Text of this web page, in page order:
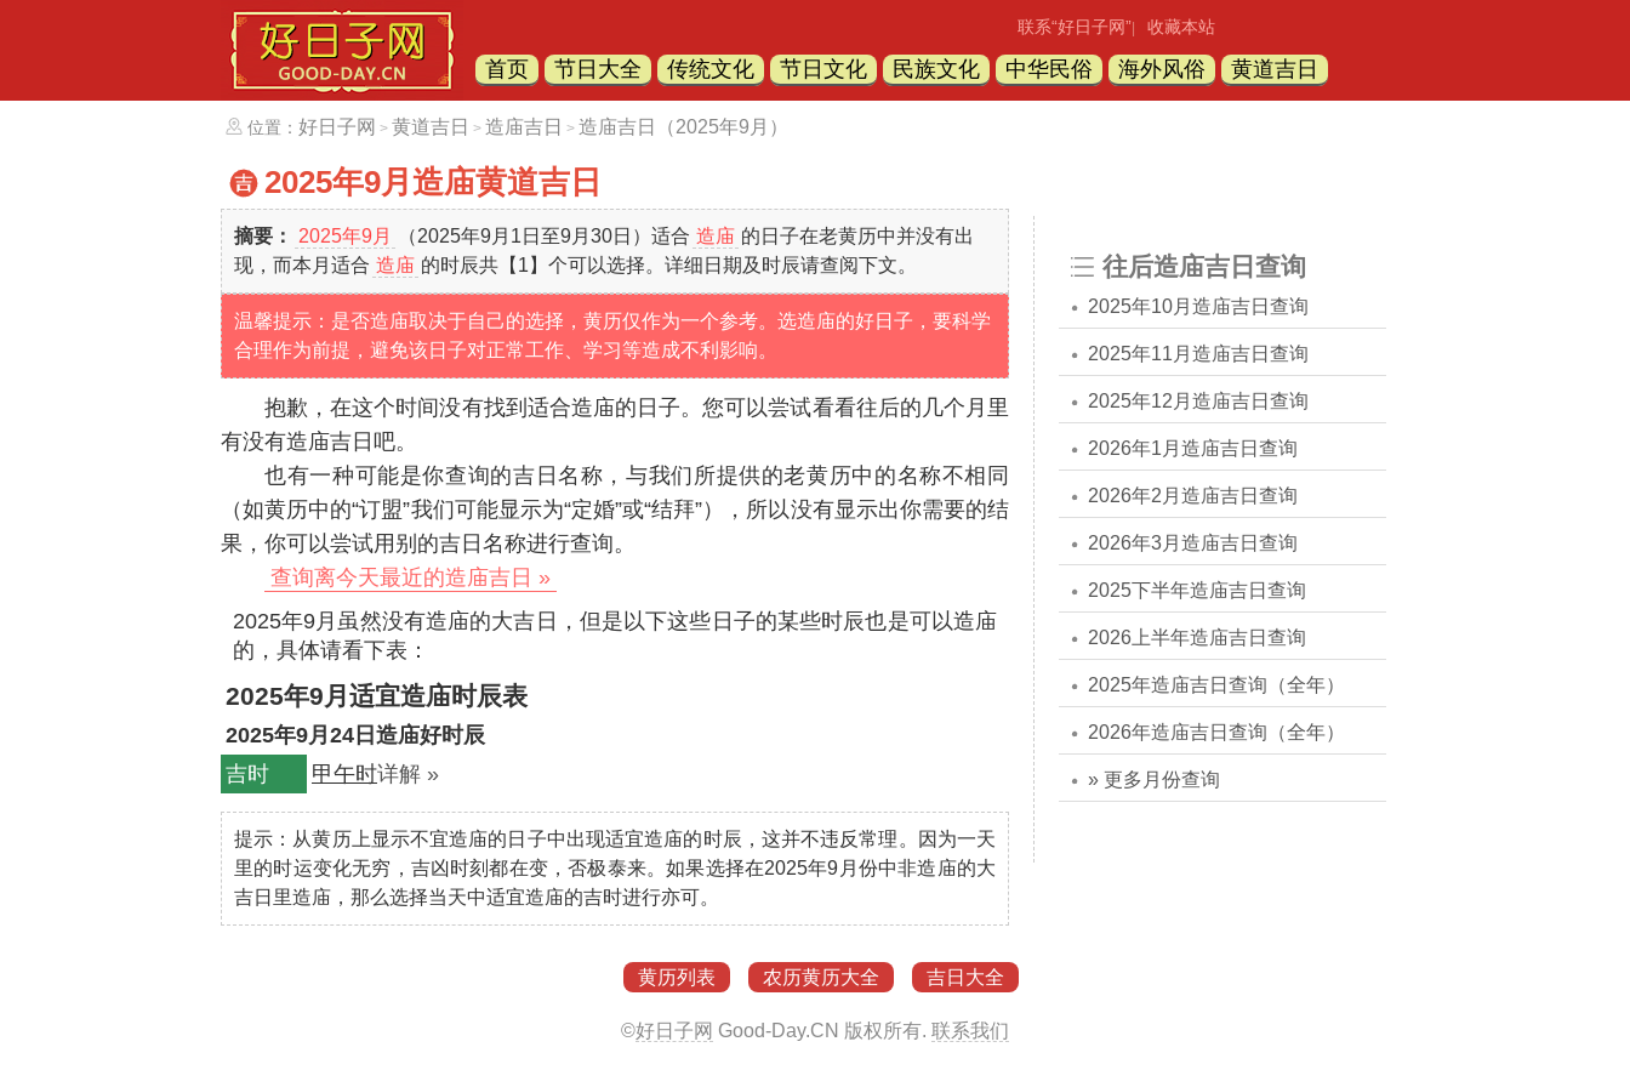
联系“好日子网” 收藏本站
首页 节日大全 传统文化 节日文化 民族文化 中华民俗 海外风俗 黄道吉日
位置： 好日子网 > 黄道吉日 > 造庙吉日 > 造庙吉日（2025年9月）
2025年9月造庙黄道吉日
摘要： 2025年9月 （2025年9月1日至9月30日）适合 造庙 的日子在老黄历中并没有出
现，而本月适合 造庙 的时辰共【1】个可以选择。详细日期及时辰请查阅下文。
温馨提示：是否造庙取决于自己的选择，黄历仅作为一个参考。选造庙的好日子，要科学
合理作为前提，避免该日子对正常工作、学习等造成不利影响。
抱歉，在这个时间没有找到适合造庙的日子。您可以尝试看看往后的几个月里
有没有造庙吉日吧。
也有一种可能是你查询的吉日名称，与我们所提供的老黄历中的名称不相同
（如黄历中的“订盟”我们可能显示为“定婚”或“结拜”），所以没有显示出你需要的结
果，你可以尝试用别的吉日名称进行查询。
查询离今天最近的造庙吉日 »
2025年9月虽然没有造庙的大吉日，但是以下这些日子的某些时辰也是可以造庙
的，具体请看下表：
2025年9月适宜造庙时辰表
2025年9月24日造庙好时辰
吉时
甲午时详解 »
提示：从黄历上显示不宜造庙的日子中出现适宜造庙的时辰，这并不违反常理。因为一天
里的时运变化无穷，吉凶时刻都在变，否极泰来。如果选择在2025年9月份中非造庙的大
吉日里造庙，那么选择当天中适宜造庙的吉时进行亦可。
往后造庙吉日查询
2025年10月造庙吉日查询
2025年11月造庙吉日查询
2025年12月造庙吉日查询
2026年1月造庙吉日查询
2026年2月造庙吉日查询
2026年3月造庙吉日查询
2025下半年造庙吉日查询
2026上半年造庙吉日查询
2025年造庙吉日查询（全年）
2026年造庙吉日查询（全年）
» 更多月份查询
黄历列表 农历黄历大全 吉日大全
©好日子网 Good-Day.CN 版权所有. 联系我们